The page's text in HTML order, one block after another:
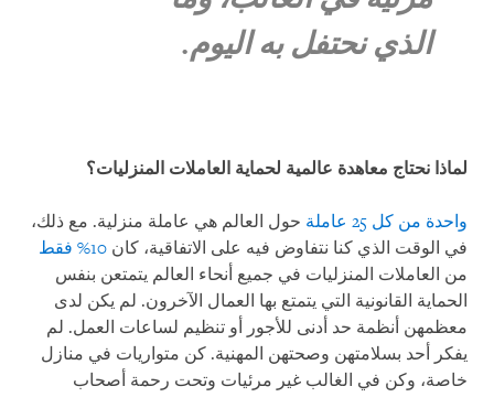
الذي نحتفل به اليوم.
لماذا نحتاج معاهدة عالمية لحماية العاملات المنزليات؟
واحدة من كل 25 عاملة
حول العالم هي عاملة منزلية. مع ذلك،
في الوقت الذي كنا نتفاوض فيه على الاتفاقية، كان 10% فقط
من العاملات المنزليات في جميع أنحاء العالم يتمتعن بنفس
الحماية القانونية التي يتمتع بها العمال الآخرون. لم يكن لدى
معظمهن أنظمة حد أدنى للأجور أو تنظيم لساعات العمل. لم
يفكر أحد بسلامتهن وصحتهن المهنية. كن متواريات في منازل
خاصة، وكن في الغالب غير مرئيات وتحت رحمة أصحاب